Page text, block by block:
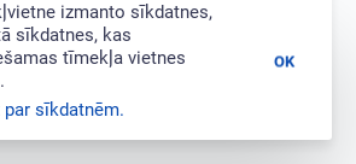
izmanto sīkdatnes,
sīkdatnes, kas
tīmekļa vietnes
par sīkdatnēm.
OK